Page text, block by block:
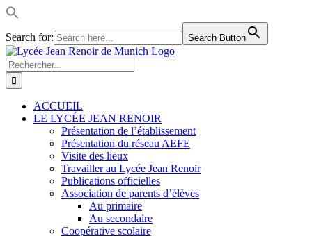
Search for: Search Button
Passer
au
contenu
LinkedIn
Facebook
Instagram
Rss
Rechercher:
ACCUEIL
LE LYCÉE JEAN RENOIR
Présentation de l’établissement
Présentation du réseau AEFE
Visite des lieux
Travailler au Lycée Jean Renoir
Publications officielles
Association de parents d’élèves
Au primaire
Au secondaire
Coopérative scolaire